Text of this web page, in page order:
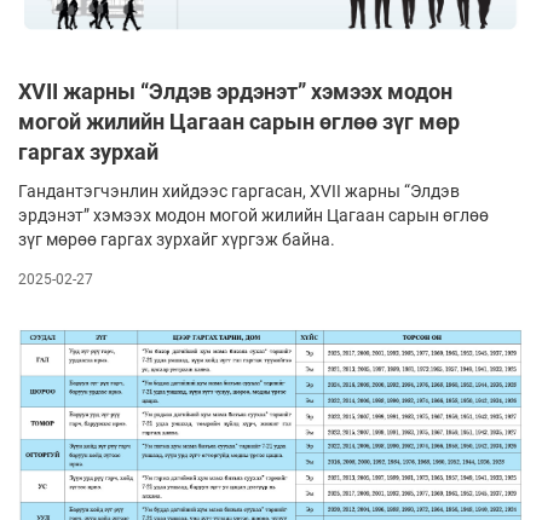
ХVII жарны “Элдэв эрдэнэт” хэмээх модон
могой жилийн Цагаан сарын өглөө зүг мөр
гаргах зурхай
Гандантэгчэнлин хийдээс гаргасан, ХVII жар­ны “Элдэв
эрдэнэт” хэмээх мо­дон могой жилийн Цагаан сарын өг­лөө
зүг мөрөө гаргах зурхайг хүргэж бай­на.
2025-02-27